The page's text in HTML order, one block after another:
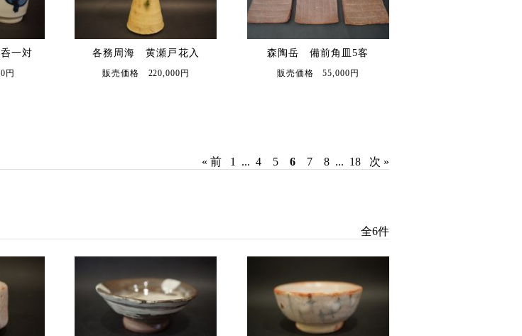
一対
円
各務周海 黄瀬戸花入
販売価格 220,000円
森陶岳 備前角皿5客
販売価格 55,000円
« 前 1 ... 4 5 6 7 8 ... 18 次 »
全6件